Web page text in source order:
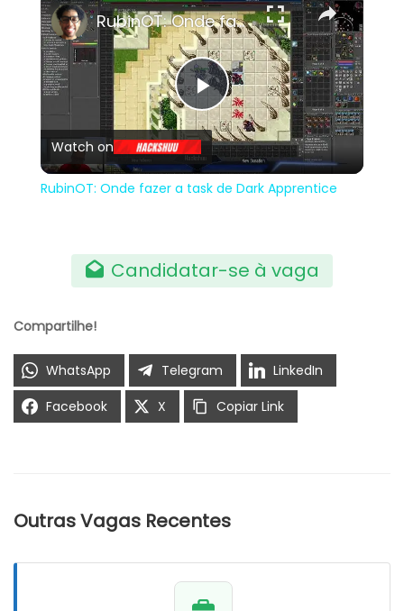
Play
Video
RubinOT: Onde fazer a task de Dark Apprentice
Watch on
RubinOT: Onde fazer a task de Dark Apprentice
Candidatar-se à vaga
Compartilhe!
WhatsApp Telegram
LinkedIn
Facebook
X Copiar Link
Outras Vagas Recentes